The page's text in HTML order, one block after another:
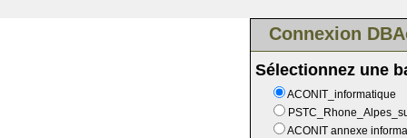
Connexion
Sélectionnez une
ACONIT_informatique
ACONIT annexe